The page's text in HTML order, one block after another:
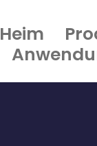
Heim